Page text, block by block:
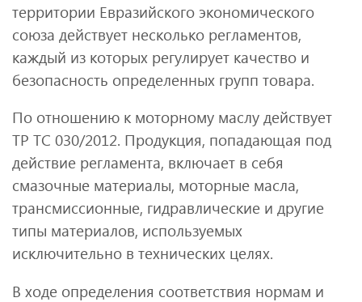
территории Евразийского экономического
союза действует несколько регламентов,
каждый из которых регулирует качество и
безопасность определенных групп товара.
По отношению к моторному маслу действует
ТР ТС 030/2012. Продукция, попадающая под
действие регламента, включает в себя
смазочные материалы, моторные масла,
трансмиссионные, гидравлические и другие
типы материалов, используемых
исключительно в технических целях.
В ходе определения соответствия нормам и